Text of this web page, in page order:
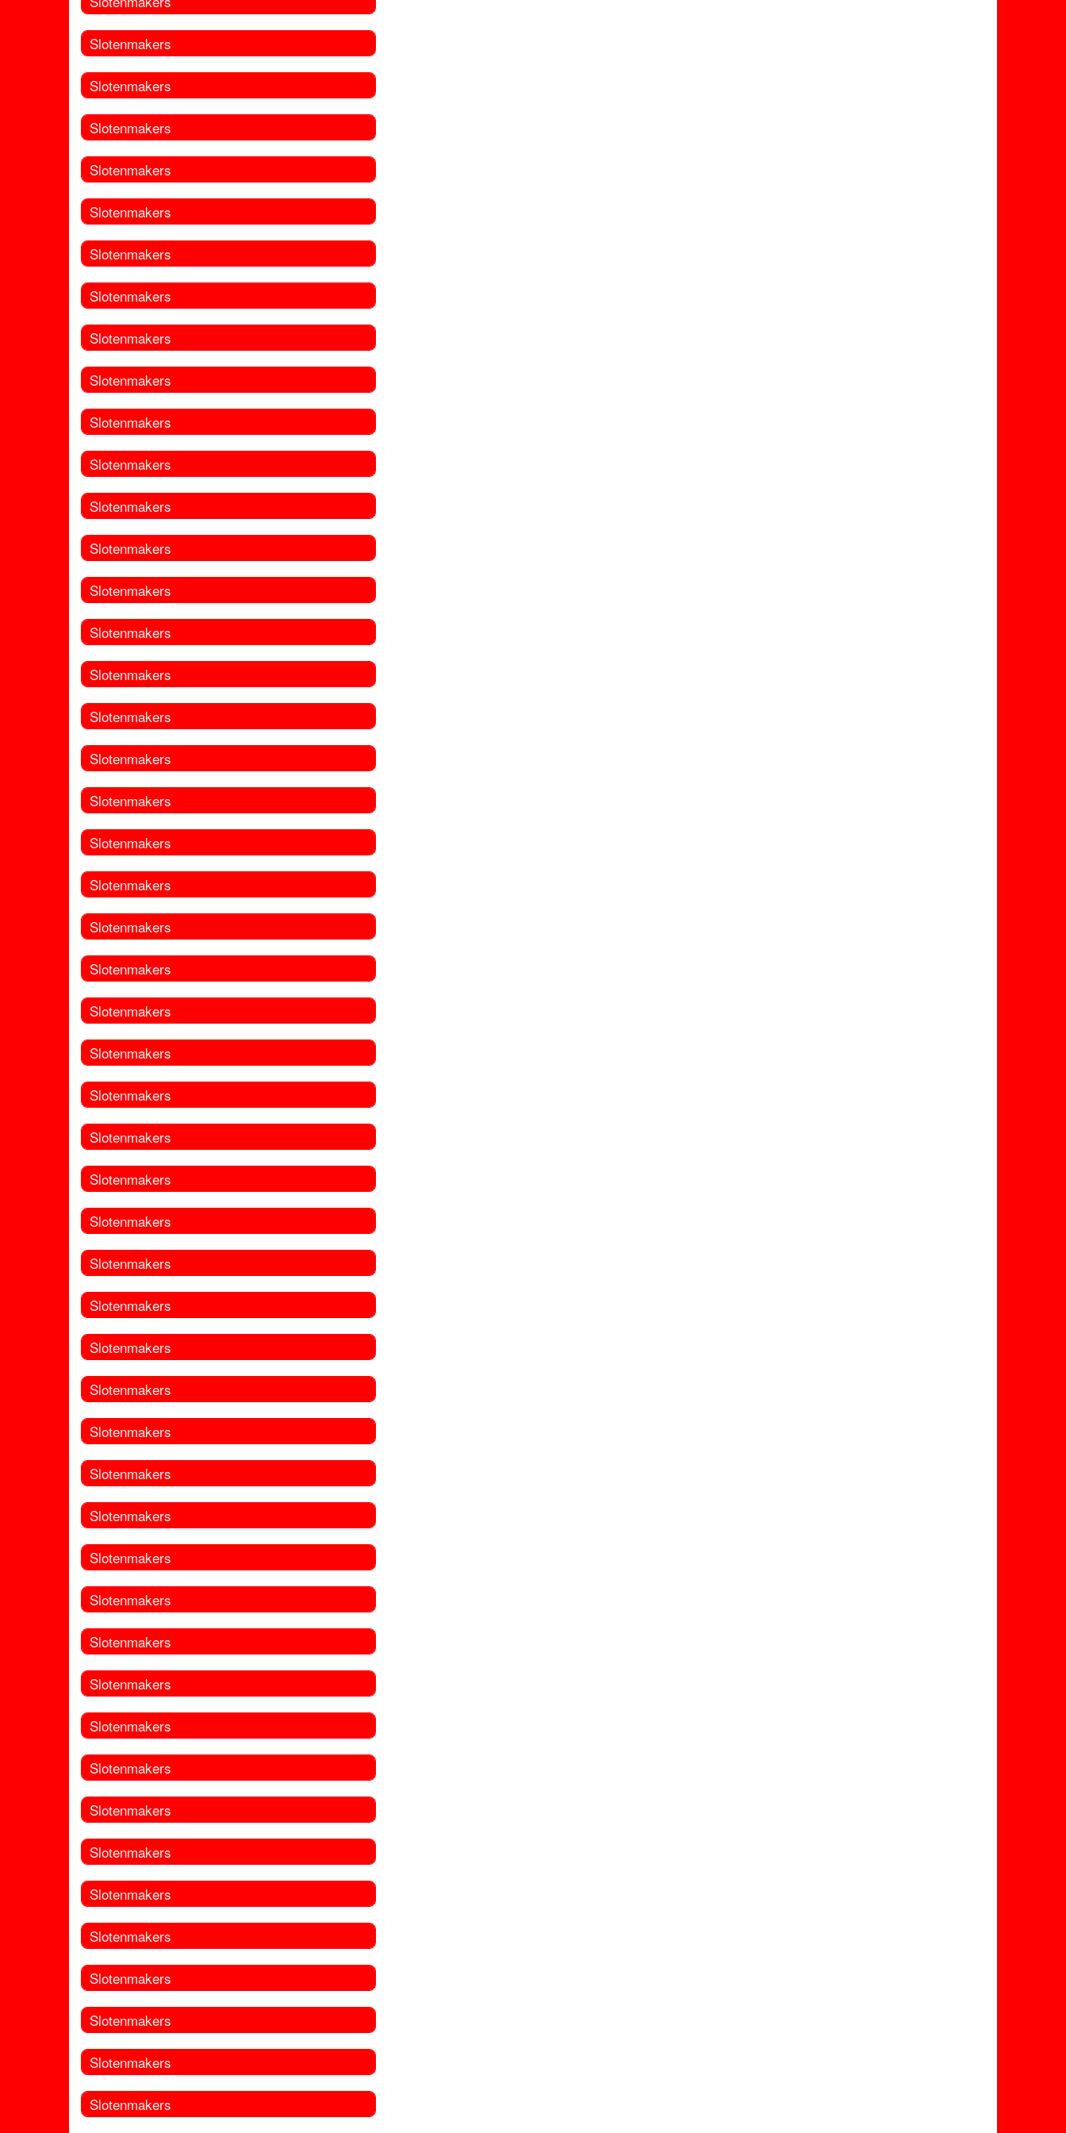
Slotenmakers
Slotenmakers
Slotenmakers
Slotenmakers
Slotenmakers
Slotenmakers
Slotenmakers
Slotenmakers
Slotenmakers
Slotenmakers
Slotenmakers
Slotenmakers
Slotenmakers
Slotenmakers
Slotenmakers
Slotenmakers
Slotenmakers
Slotenmakers
Slotenmakers
Slotenmakers
Slotenmakers
Slotenmakers
Slotenmakers
Slotenmakers
Slotenmakers
Slotenmakers
Slotenmakers
Slotenmakers
Slotenmakers
Slotenmakers
Slotenmakers
Slotenmakers
Slotenmakers
Slotenmakers
Slotenmakers
Slotenmakers
Slotenmakers
Slotenmakers
Slotenmakers
Slotenmakers
Slotenmakers
Slotenmakers
Slotenmakers
Slotenmakers
Slotenmakers
Slotenmakers
Slotenmakers
Slotenmakers
Slotenmakers
Slotenmakers